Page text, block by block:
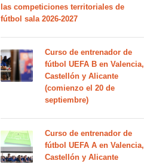
las competiciones territoriales de
fútbol sala 2026-2027
Curso de entrenador de
fútbol UEFA B en Valencia,
Castellón y Alicante
(comienzo el 20 de
septiembre)
Curso de entrenador de
fútbol UEFA A en Valencia,
Castellón y Alicante